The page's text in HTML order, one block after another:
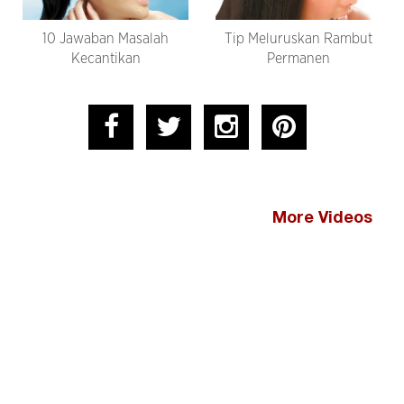
10 Jawaban Masalah
Kecantikan
Tip Meluruskan Rambut
Permanen
More Videos